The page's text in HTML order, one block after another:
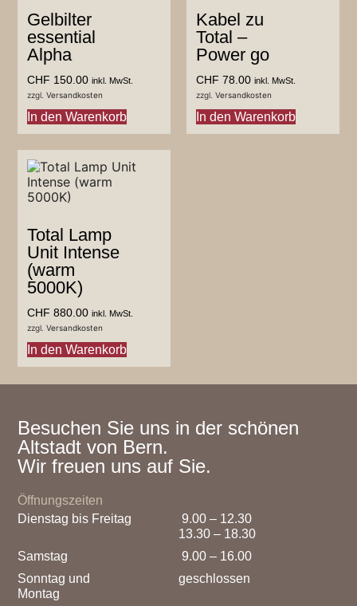
Gelbilter
essential
Alpha
CHF 150.00 inkl. MwSt.
zzgl.Versandkosten
In den Warenkorb
Kabel zu
Total –
Power go
CHF 78.00 inkl. MwSt.
zzgl. Versandkosten
In den Warenkorb
Total Lamp
Unit Intense
(warm
5000K)
CHF 880.00 inkl. MwSt.
zzgl.Versandkosten
In den Warenkorb
Besuchen Sie uns in der schönen
Altstadt von Bern.
Wir freuen uns auf Sie.
Öffnungszeiten
Dienstag bis Freitag
9.00 – 12.30
13.30 – 18.30
Samstag
9.00 – 16.00
Sonntag und
Montag
geschlossen